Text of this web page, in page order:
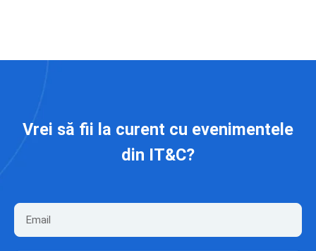
Vrei să fii la curent cu evenimentele
din IT&C?